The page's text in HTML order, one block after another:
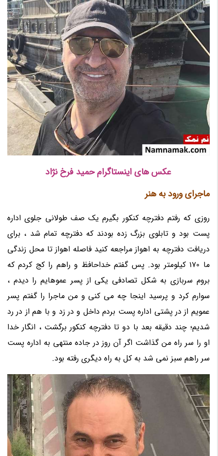
عکس های اینستاگرام حمید فرخ نژاد
ماجرای ورود به هنر
روزی که رفتم دفترچه کنکور بگیرم یک صف طولانی جلوی اداره
پست بود و تابلوی بزرگ زده بودند که دفترچه تمام شد ، برای
دریافت دفترچه به اهواز مراجعه کنید فاصله اهواز تا محل زندگی
ما 170 کیلومتر بود. پس گفتم خداحافظ و راهم را کج کردم که
بروم سربازی به شکل تصادفی یکی از پسر عموهایم را دیدم ،
سوارم کرد و پرسید اینجا چه می کنی و من ماجرا را گفتم پسر
عمویم از در پشتی اداره پست بردم داخل و در زد و با هم از در رد
شدیم؛ چند دقیقه بعد با دو تا دفترچه کنکور برگشت ، انگار خدا
او را سر راه من گذاشت اگر آن روز در جاده منتهی به اداره پست
سر راهم سبز نمی شد به کل به راه دیگری رفته بود.